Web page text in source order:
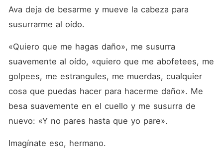
Ava deja de besarme y mueve la cabeza para
susurrarme al oído.
«Quiero que me hagas daño», me susurra
suavemente al oído, «quiero que me abofetees, me
golpees, me estrangules, me muerdas, cualquier
cosa que puedas hacer para hacerme daño». Me
besa suavemente en el cuello y me susurra de
nuevo: «Y no pares hasta que yo pare».
Imagínate eso, hermano.